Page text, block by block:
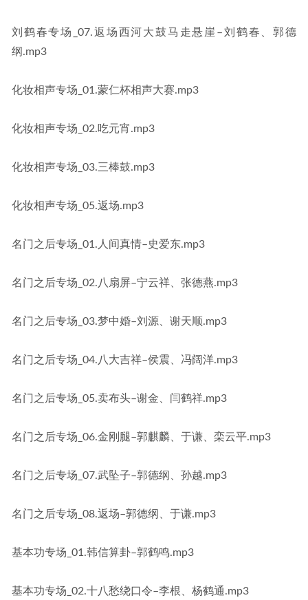
刘鹤春专场_07.返场西河大鼓马走悬崖–刘鹤春、郭德
纲.mp3
化妆相声专场_01.蒙仁杯相声大赛.mp3
化妆相声专场_02.吃元宵.mp3
化妆相声专场_03.三棒鼓.mp3
化妆相声专场_05.返场.mp3
名门之后专场_01.人间真情–史爱东.mp3
名门之后专场_02.八扇屏–宁云祥、张德燕.mp3
名门之后专场_03.梦中婚–刘源、谢天顺.mp3
名门之后专场_04.八大吉祥–侯震、冯阔洋.mp3
名门之后专场_05.卖布头–谢金、闫鹤祥.mp3
名门之后专场_06.金刚腿–郭麒麟、于谦、栾云平.mp3
名门之后专场_07.武坠子–郭德纲、孙越.mp3
名门之后专场_08.返场–郭德纲、于谦.mp3
基本功专场_01.韩信算卦–郭鹤鸣.mp3
基本功专场_02.十八愁绕口令–李根、杨鹤通.mp3